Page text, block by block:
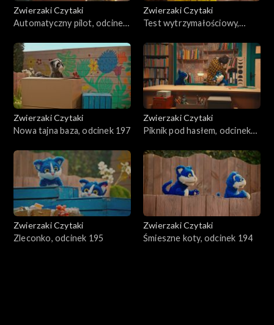
Zwierzaki Czytaki
Automatyczny pilot, odcinek
Zwierzaki Czytaki
Test wytrzymałościowy,
Zwierzaki Czytaki
Nowa tajna baza, odcinek 197
Zwierzaki Czytaki
Piknik pod hasłem, odcinek
Zwierzaki Czytaki
Zleconko, odcinek 195
Zwierzaki Czytaki
Śmieszne koty, odcinek 194